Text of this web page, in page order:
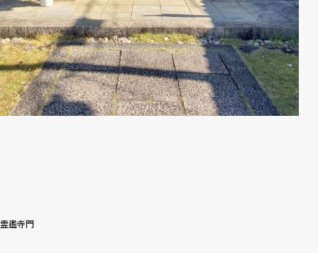
霊鑑寺門